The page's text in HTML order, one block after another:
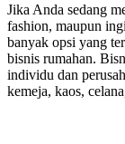
Jika Anda sedang
fashion, maupun
banyak opsi yang
bisnis rumahan.
individu dan
kemeja, kaos,